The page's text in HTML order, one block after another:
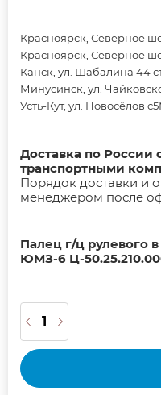
Красноярск, Северное
Красноярск, Северное
Канск, ул. Шабалина 44
Минусинск, ул.
Усть-Кут, ул. Новосёлов
Доставка по России
транспортными
Порядок доставки и
менеджером после
Палец г/ц рулевого
ЮМЗ-6 Ц-